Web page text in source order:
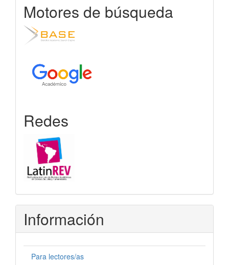
Motores de búsqueda
Redes
Información
Para lectores/as